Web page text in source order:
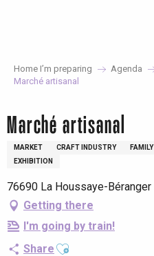
Home I’m preparing Agenda
Marché artisanal
Marché artisanal
MARKET CRAFT INDUSTRY FAMILY
EXHIBITION
76690 La Houssaye-Béranger
Getting there
I'm going by train!
Share Ajouter aux favoris